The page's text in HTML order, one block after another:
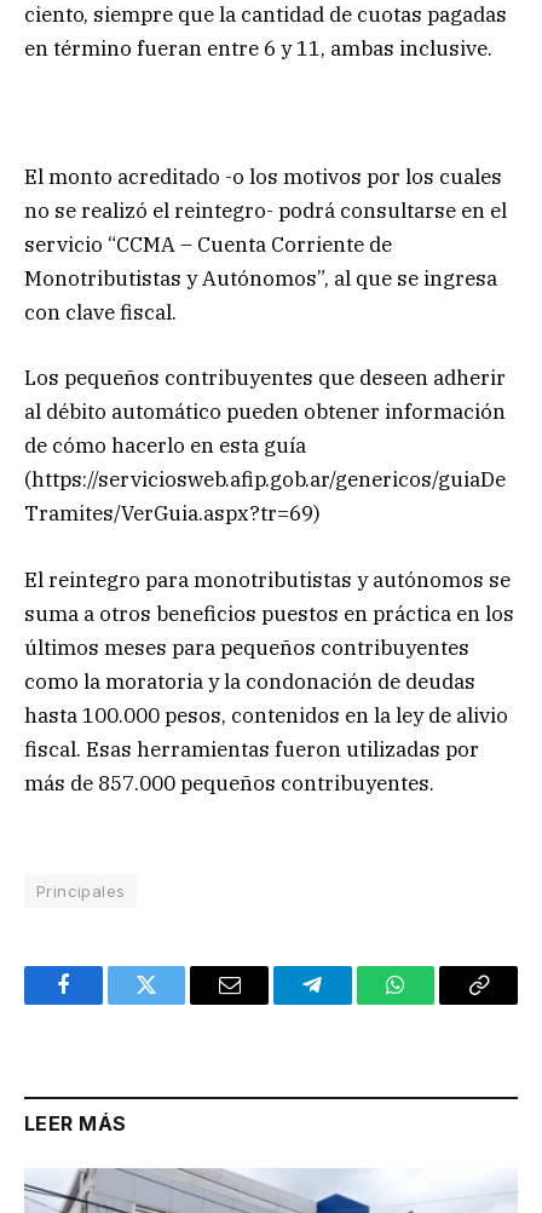
ciento, siempre que la cantidad de cuotas pagadas
en término fueran entre 6 y 11, ambas inclusive.
El monto acreditado -o los motivos por los cuales
no se realizó el reintegro- podrá consultarse en el
servicio “CCMA – Cuenta Corriente de
Monotributistas y Autónomos”, al que se ingresa
con clave fiscal.
Los pequeños contribuyentes que deseen adherir
al débito automático pueden obtener información
de cómo hacerlo en esta guía
(https://serviciosweb.afip.gob.ar/genericos/guiaDe
Tramites/VerGuia.aspx?tr=69)
El reintegro para monotributistas y autónomos se
suma a otros beneficios puestos en práctica en los
últimos meses para pequeños contribuyentes
como la moratoria y la condonación de deudas
hasta 100.000 pesos, contenidos en la ley de alivio
fiscal. Esas herramientas fueron utilizadas por
más de 857.000 pequeños contribuyentes.
Principales
FacebookTwitter Email TelegramWhatsAppCopy
LEER MÁS